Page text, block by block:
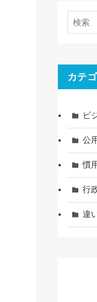
カテ
ビ
公
慣
行
違